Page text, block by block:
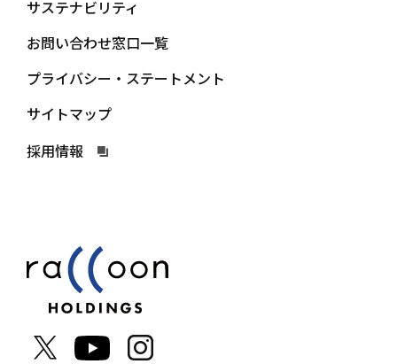
サステナビリティ
お問い合わせ窓口一覧
プライバシー・ステートメント
サイトマップ
採用情報